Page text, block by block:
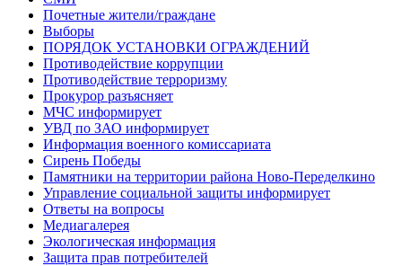
Почетные жители/граждане
Выборы
ПОРЯДОК УСТАНОВКИ ОГРАЖДЕНИЙ
Противодействие коррупции
Противодействие терроризму
Прокурор разъясняет
МЧС информирует
УВД по ЗАО информирует
Информация военного комиссариата
Сирень Победы
Памятники на территории района Ново-Переделкино
Управление социальной защиты информирует
Ответы на вопросы
Медиагалерея
Экологическая информация
Защита прав потребителей